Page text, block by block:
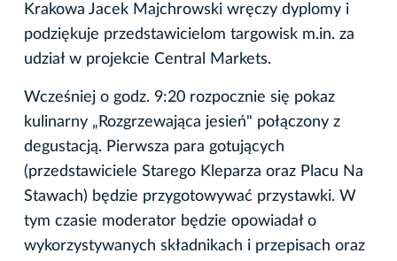
Krakowa Jacek Majchrowski wręczy dyplomy i
podziękuje przedstawicielom targowisk m.in. za
udział w projekcie Central Markets.
Wcześniej o godz. 9:20 rozpocznie się pokaz
kulinarny „Rozgrzewająca jesień" połączony z
degustacją. Pierwsza para gotujących
(przedstawiciele Starego Kleparza oraz Placu Na
Stawach) będzie przygotowywać przystawki. W
tym czasie moderator będzie opowiadał o
wykorzystywanych składnikach i przepisach oraz